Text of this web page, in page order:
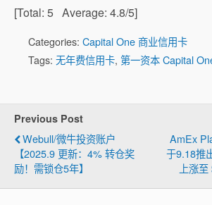
[Total: 5 Average: 4.8/5]
Categories: Capital One 商业信用卡
Tags: 无年费信用卡, 第一资本 Capital
Previous Post
Webull/微牛投资账户
【2025.9 更新：4% 转仓奖
励！需锁仓5年】
AmEx
于9.18推
上涨